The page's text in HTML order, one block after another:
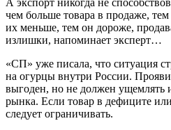
чем больше товара в продаже,
их меньше, тем он дороже,
излишки, напоминает эксперт…
«СП» уже писала, что ситуация
на огурцы внутри России.
выгоден, но не должен ущемлять
рынка. Если товар в дефиците
следует ограничивать.